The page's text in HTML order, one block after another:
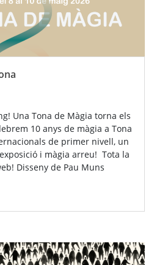
Una Tona de Màgia torna els
10 anys de màgia a Tona
de primer nivell, un
i màgia arreu! Tota la
Disseny de Pau Muns